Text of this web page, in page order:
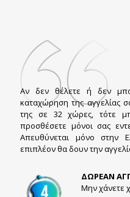
Αν δεν θέλετε ή δεν
καταχώρηση της αγγελίας
της σε 32 χώρες, τότε
προσθέσετε μόνοι σας
Απευθύνεται μόνο στην
επιπλέον θα δουν την
ΔΩΡΕΑΝ
Μην χάνετε